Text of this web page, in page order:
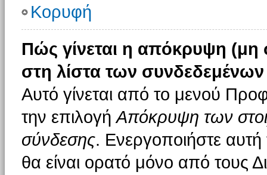
Κορυφή
Πώς γίνεται η απόκρυψη
στη λίστα των
Αυτό γίνεται από το μενού
την επιλογήΑπόκρυψη των
σύνδεσης. Ενεργοποιήστε
θα είναι ορατό μόνο από τους